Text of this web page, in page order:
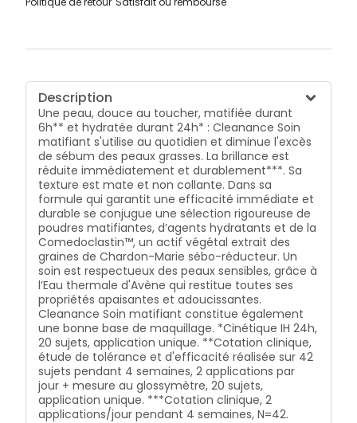
Description
Une peau, douce au toucher, matifiée durant
6h** et hydratée durant 24h* : Cleanance Soin
matifiant s'utilise au quotidien et diminue l'excès
de sébum des peaux grasses. La brillance est
réduite immédiatement et durablement***. Sa
texture est mate et non collante. Dans sa
formule qui garantit une efficacité immédiate et
durable se conjugue une sélection rigoureuse de
poudres matifiantes, d’agents hydratants et de la
Comedoclastin™, un actif végétal extrait des
graines de Chardon-Marie sébo-réducteur. Un
soin est respectueux des peaux sensibles, grâce à
l’Eau thermale d'Avène qui restitue toutes ses
propriétés apaisantes et adoucissantes.
Cleanance Soin matifiant constitue également
une bonne base de maquillage. *Cinétique IH 24h,
20 sujets, application unique. **Cotation clinique,
étude de tolérance et d'efficacité réalisée sur 42
sujets pendant 4 semaines, 2 applications par
jour + mesure au glossymètre, 20 sujets,
application unique. ***Cotation clinique, 2
applications/jour pendant 4 semaines, N=42.